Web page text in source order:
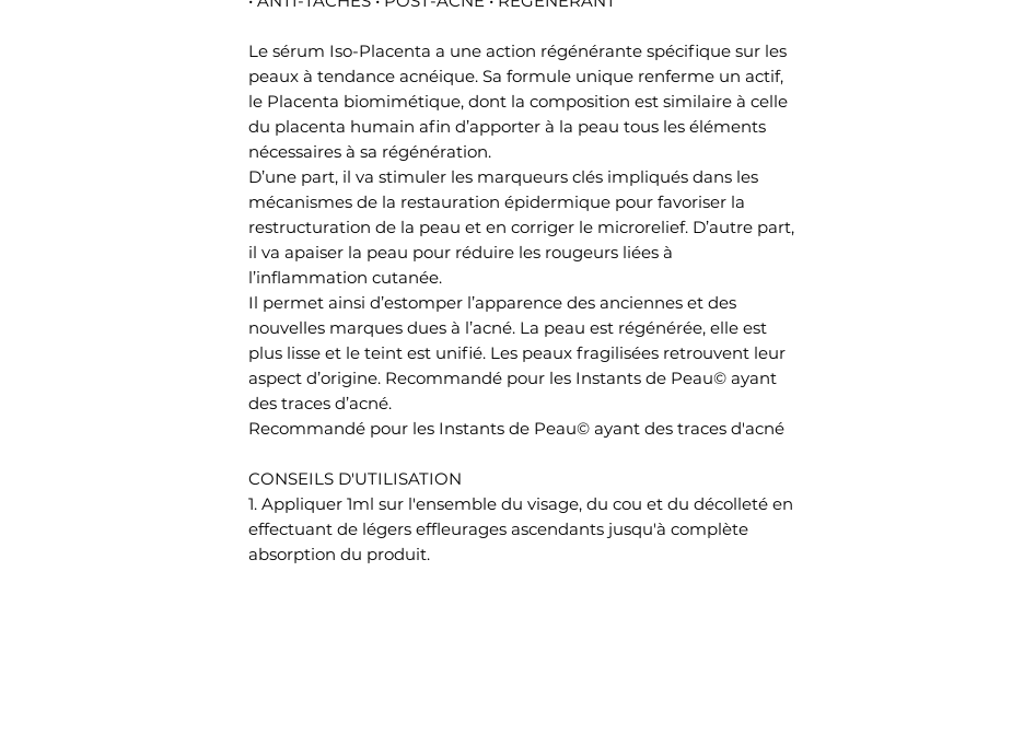
Le sérum Iso-Placenta a une action régénérante spécifique sur les
peaux à tendance acnéique. Sa formule unique renferme un actif,
le Placenta biomimétique, dont la composition est similaire à celle
du placenta humain afin d’apporter à la peau tous les éléments
nécessaires à sa régénération.
D’une part, il va stimuler les marqueurs clés impliqués dans les
mécanismes de la restauration épidermique pour favoriser la
restructuration de la peau et en corriger le microrelief. D’autre part,
il va apaiser la peau pour réduire les rougeurs liées à
l’inflammation cutanée.
Il permet ainsi d’estomper l’apparence des anciennes et des
nouvelles marques dues à l’acné. La peau est régénérée, elle est
plus lisse et le teint est unifié. Les peaux fragilisées retrouvent leur
aspect d’origine. Recommandé pour les Instants de Peau© ayant
des traces d’acné.
Recommandé pour les Instants de Peau© ayant des traces d'acné
CONSEILS D'UTILISATION
1. Appliquer 1ml sur l'ensemble du visage, du cou et du décolleté en
effectuant de légers effleurages ascendants jusqu'à complète
absorption du produit.